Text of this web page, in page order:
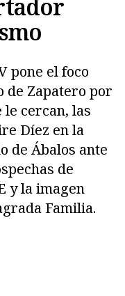
pone el foco
de Zapatero por
cercan, las
Díez en la
de Ábalos ante
de
y la imagen
Familia.